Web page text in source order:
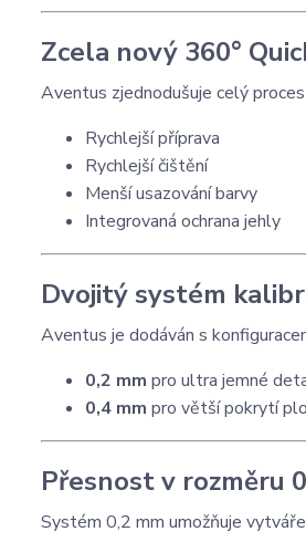
Zcela nový 360°
Aventus zjednodušuje celý
Rychlejší příprava
Rychlejší čištění
Menší usazování barvy
Integrovaná ochrana jehly
Dvojitý systém
Aventus je dodáván s
0,2 mm pro ultra jemné
0,4 mm pro větší pokrytí
Přesnost v rozměru
Systém 0,2 mm umožňuje